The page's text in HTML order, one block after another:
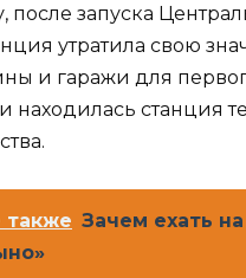
после запуска
утратила свою
и гаражи для
находилась станция
также Зачем ехать